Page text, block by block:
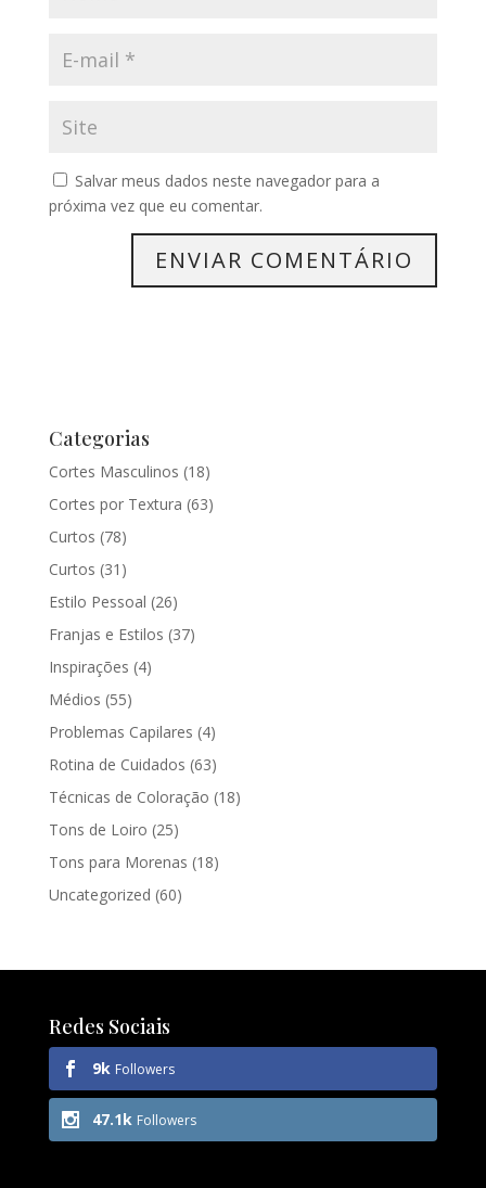
Salvar meus dados neste navegador para a
próxima vez que eu comentar.
Categorias
Cortes Masculinos (18)
Cortes por Textura (63)
Curtos (78)
Curtos (31)
Estilo Pessoal (26)
Franjas e Estilos (37)
Inspirações (4)
Médios (55)
Problemas Capilares (4)
Rotina de Cuidados (63)
Técnicas de Coloração (18)
Tons de Loiro (25)
Tons para Morenas (18)
Uncategorized (60)
Redes Sociais
9k Followers
47.1k Followers